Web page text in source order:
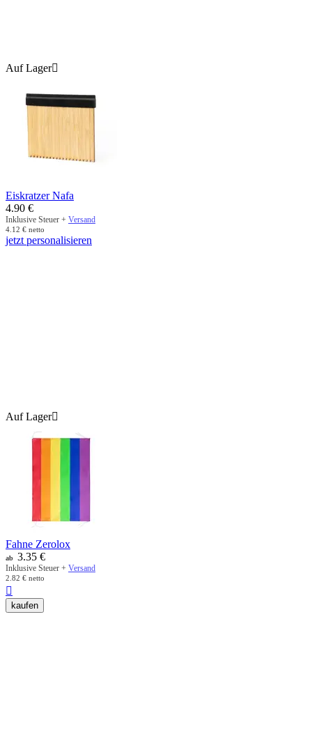
Auf Lager
Eiskratzer Nafa
4.90 €
Inklusive Steuer + Versand
4.12 € netto
jetzt personalisieren
Auf Lager
Fahne Zerolox
ab 3.35 €
Inklusive Steuer + Versand
2.82 € netto

kaufen